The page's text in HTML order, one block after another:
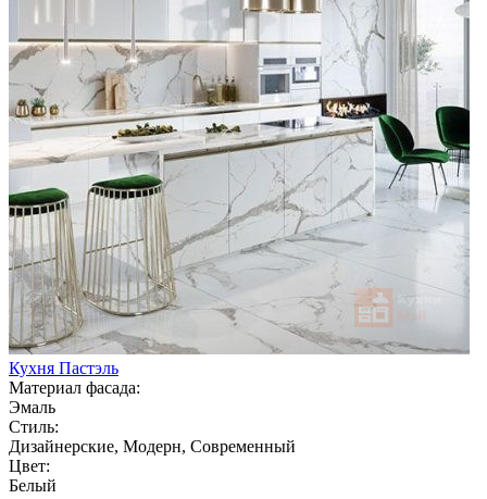
Кухня Пастэль
Материал фасада:
Эмаль
Стиль:
Дизайнерские, Модерн, Современный
Цвет:
Белый